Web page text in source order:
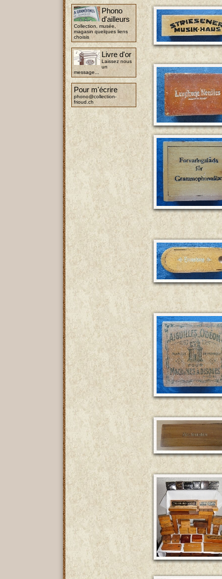
Phono
d'ailleurs
Collection, musée,
magasin quelques liens
choisis
Livre d'or
Laissez nous
un
message...
Pour m'écrire
phono@collection-
frioud.ch